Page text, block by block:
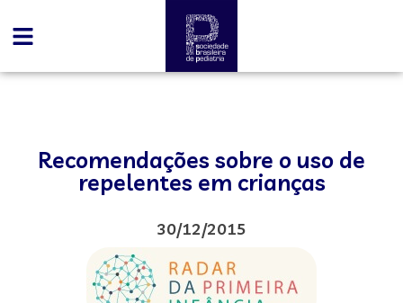
Recomendações sobre o uso de
repelentes em crianças
30/12/2015